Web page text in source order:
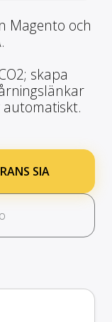
Magento och
skapa
SIA